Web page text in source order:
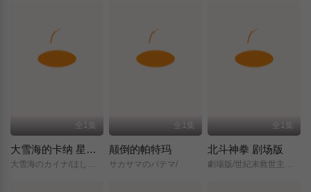
全1集
大雪海的卡纳 星之贤者
大雪海のカイナ/ほしのけんじゃ/
全1集
颠倒的帕特玛
サカサマのパテマ/
全1集
北斗神拳 剧场版
劇場版/世紀末救世主伝説/北斗の拳/